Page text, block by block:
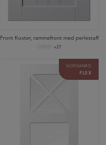
Front Koster, rammefront med perlestaff
+27
NORDANRO
FLEX